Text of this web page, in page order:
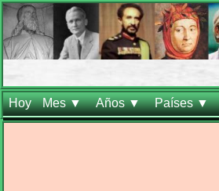
Hoy Mes ▼ Años ▼ Países ▼